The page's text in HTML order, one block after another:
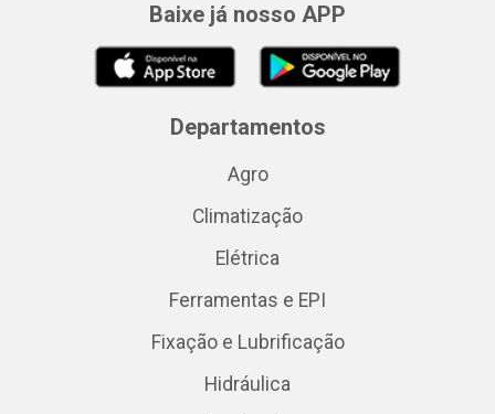
Baixe já nosso APP
Departamentos
Agro
Climatização
Elétrica
Ferramentas e EPI
Fixação e Lubrificação
Hidráulica